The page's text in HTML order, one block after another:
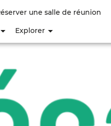
une salle de réunion
Explorer